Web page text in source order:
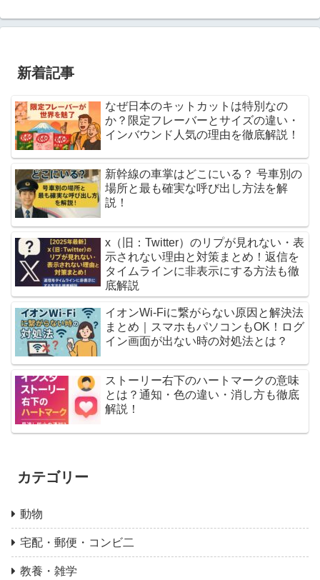
新着記事
なぜ日本のキットカットは特別なの
か？限定フレーバーとサイズの違い・
インバウンド人気の理由を徹底解説！
新幹線の車掌はどこにいる？ 号車別の
場所と最も確実な呼び出し方法を解
説！
x（旧：Twitter）のリプが見れない・表
示されない理由と対策まとめ！返信を
タイムラインに非表示にする方法も徹
底解説
イオンWi-Fiに繋がらない原因と解決法
まとめ｜スマホもパソコンもOK！ログ
イン画面が出ない時の対処法とは？
ストーリー右下のハートマークの意味
とは？通知・色の違い・消し方も徹底
解説！
カテゴリー
動物
宅配・郵便・コンビ二
教養・雑学